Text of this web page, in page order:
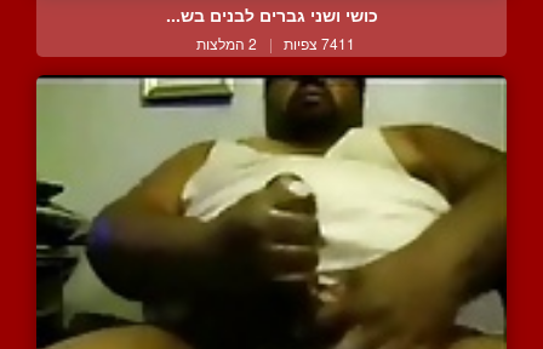
כושי ושני גברים לבנים בש...
7411 צפיות | 2 המלצות